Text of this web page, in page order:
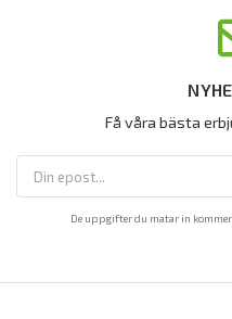
Få våra bästa
De uppgifter du matar in